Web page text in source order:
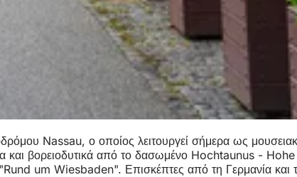
Nassau, ο οποίος λειτουργεί σήμερα ως
και βορειοδυτικά από το δασωμένο Hochtaunus -
um Wiesbaden". Επισκέπτες από τη Γερμανία και